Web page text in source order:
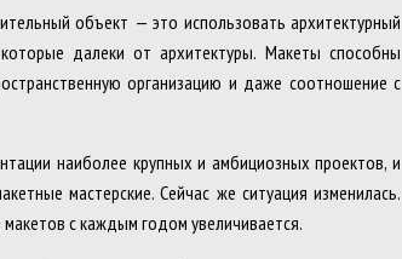
объект — это использовать архитектурный
далеки от архитектуры. Макеты способны
организацию и даже соотношение с
наиболее крупных и амбициозных проектов, и
мастерские. Сейчас же ситуация изменилась.
с каждым годом увеличивается.